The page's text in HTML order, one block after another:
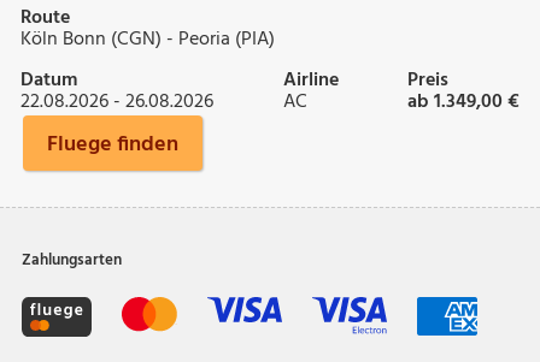
Route
Köln Bonn (CGN) - Peoria (PIA)
Datum
22.08.2026 - 26.08.2026
Airline
AC
Preis
ab 1.349,00 €
Fluege finden